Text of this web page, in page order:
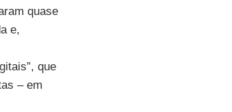
quase
e,
que
– em